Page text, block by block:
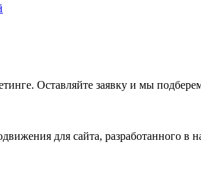
Оставляйте заявку и мы
для сайта, разработанного в